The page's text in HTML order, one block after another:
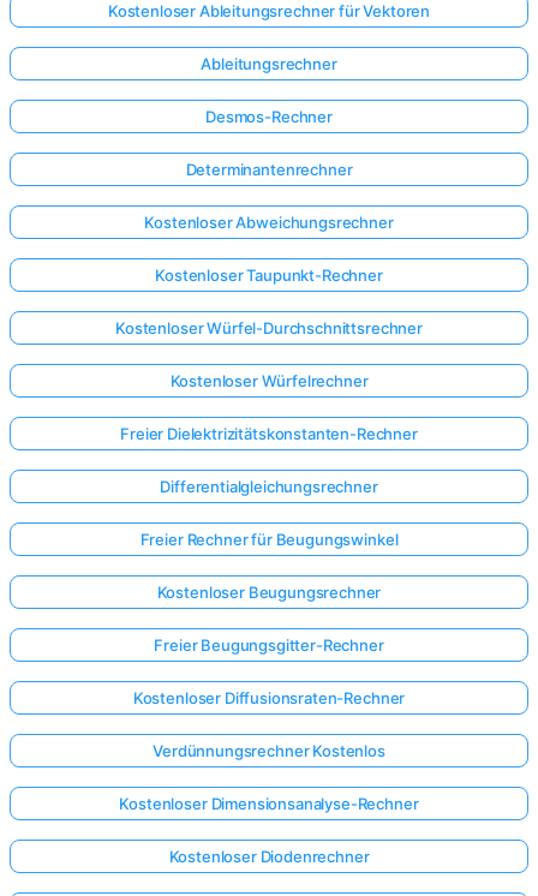
anmelden!
Kostenloser Ableitungsrechner für Vektoren
Ableitungsrechner
Desmos-Rechner
Determinantenrechner
Kostenloser Abweichungsrechner
Kostenloser Taupunkt-Rechner
Kostenloser Würfel-Durchschnittsrechner
Kostenloser Würfelrechner
Freier Dielektrizitätskonstanten-Rechner
Differentialgleichungsrechner
Freier Rechner für Beugungswinkel
Kostenloser Beugungsrechner
Freier Beugungsgitter-Rechner
Kostenloser Diffusionsraten-Rechner
Verdünnungsrechner Kostenlos
Kostenloser Dimensionsanalyse-Rechner
Kostenloser Diodenrechner